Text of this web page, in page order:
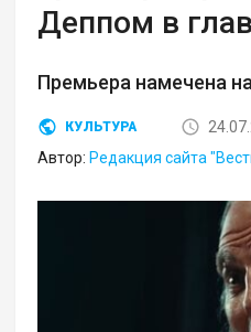
Деппом в
Премьера намечена
КУЛЬТУРА
Автор: Редакция сайта